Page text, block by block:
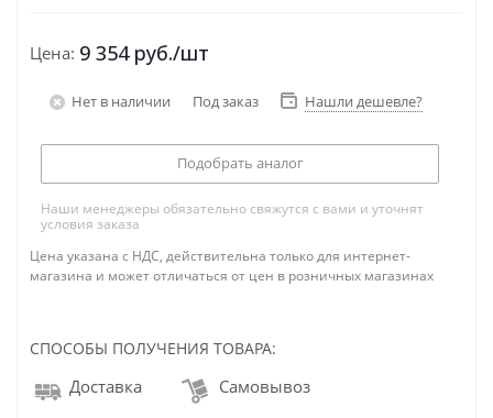
Цена: 9 354руб./шт
Нет в наличии Под заказ Нашли дешевле?
Подобрать аналог
Наши менеджеры обязательно свяжутся с вами и уточнят
условия заказа
Цена указана с НДС, действительна только для интернет-
магазина и может отличаться от цен в розничных магазинах
СПОСОБЫ ПОЛУЧЕНИЯ ТОВАРА:
Доставка Самовывоз